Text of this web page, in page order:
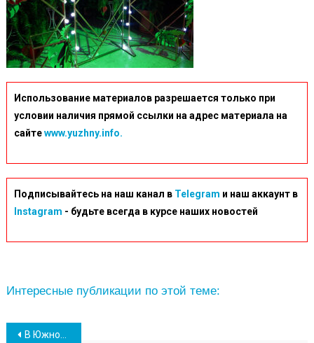
Использование материалов разрешается только при
условии наличия прямой ссылки на адрес материала на
сайтеwww.yuzhny.info.
Подписывайтесь на наш канал в Telegram и наш аккаунт в
Instagram - будьте всегда в курсе наших новостей
Интересные публикации по этой теме:
Навігація
В Южном состоялось праздничное мероприятие по случаю Дня влюбленных (видео, фото)